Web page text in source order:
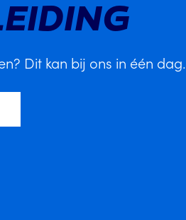
Dit kan bij ons in één dag.